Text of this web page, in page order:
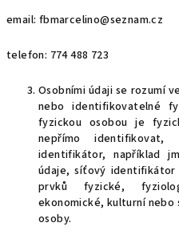
email: fbmarcelino@seznam.cz
telefon: 774 488 723
Osobními údaji se rozumí
nebo identifikovatelné
fyzickou osobou je
nepřímo
identifikátor, například
údaje, síťový
prvků fyzické,
ekonomické, kulturní
osoby.